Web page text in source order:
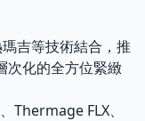
吉等技術結合，推
次化的全方位緊緻
Thermage FLX、